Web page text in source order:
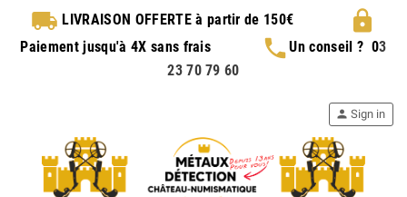
local_shipping LIVRAISON OFFERTEà partir de 150€ lock
Paiement jusqu'à 4X sans frais phoneUn conseil ? 03
23 70 79 60
person Sign in